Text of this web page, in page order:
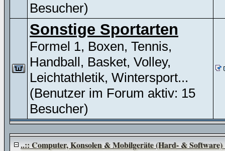
Besucher)
Sonstige Sportarten
Formel 1, Boxen, Tennis,
Handball, Basket, Volley,
Leichtathletik, Wintersport...
(Benutzer im Forum aktiv: 15
Besucher)
..:: Computer, Konsolen & Mobilgeräte (Hard- & Software)